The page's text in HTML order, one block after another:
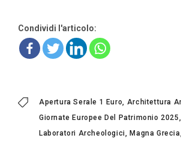
Condividi l'articolo:
Apertura Serale 1 Euro Architettura
Giornate Europee Del Patrimonio 2025
Laboratori Archeologici
Magna Grecia